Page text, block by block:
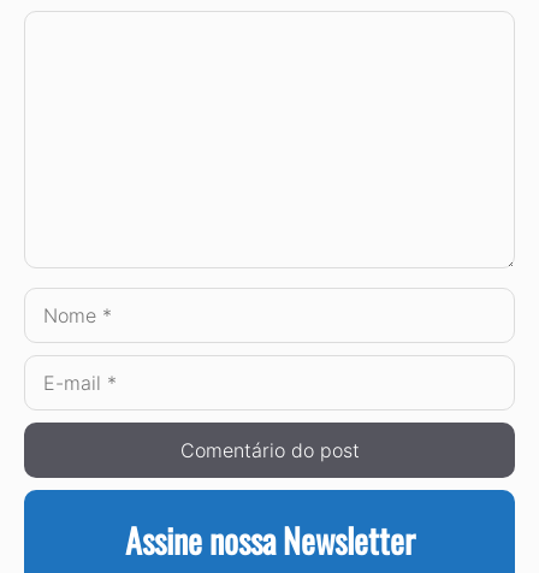
Comentário
Nome
E-
mail
Assine nossa Newsletter